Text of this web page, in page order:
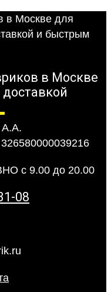
в Москве
с 9.00 до 20.00
08